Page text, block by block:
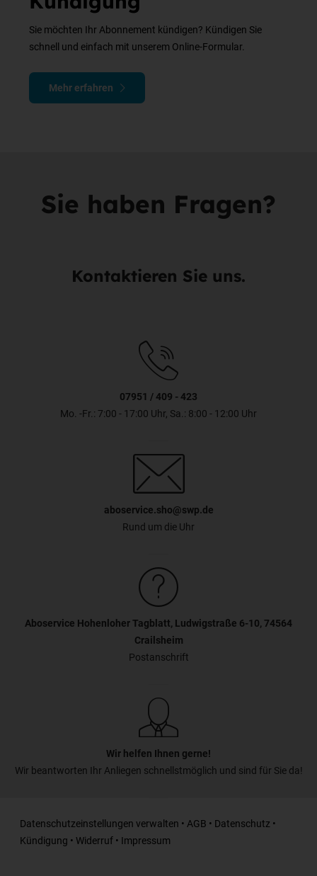
Sie möchten Ihr Abonnement kündigen? Kündigen Sie
schnell und einfach mit unserem Online-Formular.
Mehr erfahren
Sie haben Fragen?
Kontaktieren Sie uns.
07951 / 409 - 423
Mo. -Fr.: 7:00 - 17:00 Uhr, Sa.: 8:00 - 12:00 Uhr
aboservice.sho@swp.de
Rund um die Uhr
Aboservice Hohenloher Tagblatt, Ludwigstraße 6-10, 74564
Crailsheim
Postanschrift
Wir helfen Ihnen gerne!
Wir beantworten Ihr Anliegen schnellstmöglich und sind für Sie da!
Datenschutzeinstellungen verwalten • AGB • Datenschutz •
Kündigung • Widerruf • Impressum